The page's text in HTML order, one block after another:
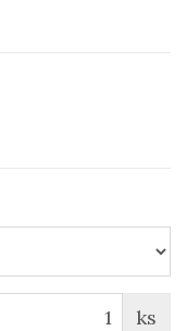
ks